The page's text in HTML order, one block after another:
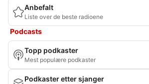
Anbefalt
Liste over de beste radioene
Podcasts
Topp podkaster
Mest populære podkaster
Podkaster etter sjanger